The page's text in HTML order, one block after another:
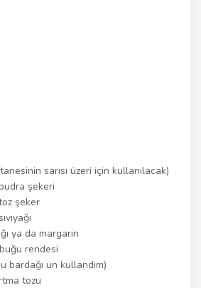
sarısı üzeri için kullanılacak)
şekeri
şeker
ya da margarin
rendesi
bardağı un kullandım)
tozu